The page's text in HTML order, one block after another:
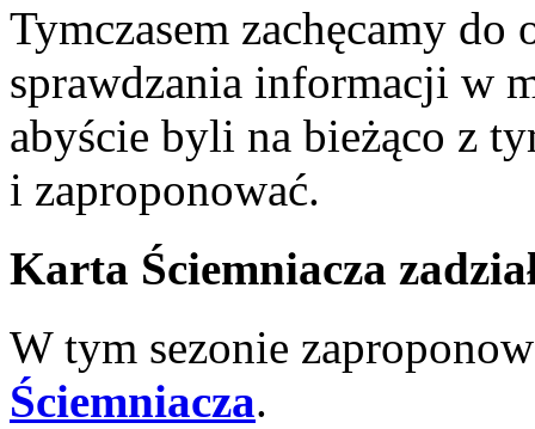
Tymczasem zachęcamy
sprawdzania informacji w
abyście byli na bieżąco z
i zaproponować.
Karta Ściemniacza
W tym sezonie
Ściemniacza.